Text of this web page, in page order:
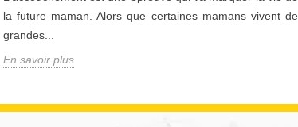
la future maman. Alors que certaines mamans vivent de
grandes...
En savoir plus